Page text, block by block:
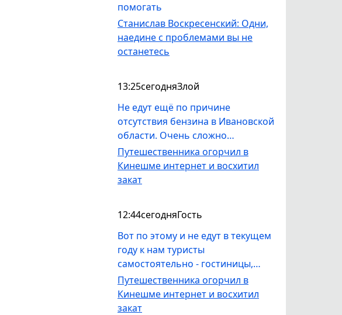
помогать
Станислав Воскресенский: Одни,
наедине с проблемами вы не
останетесь
13:25сегодняЗлой
Не едут ещё по причине
отсутствия бензина в Ивановской
области. Очень сложно
заправиться.
Путешественника огорчил в
Кинешме интернет и восхитил
закат
12:44сегодняГость
Вот по этому и не едут в текущем
году к нам туристы
самостоятельно - гостиницы,
гостевые дома стоят полупустые
или пустые. Ни жильё подобрать,
ни отзывы почитать, ни про
Путешественника огорчил в
Кинешме интернет и восхитил
закат